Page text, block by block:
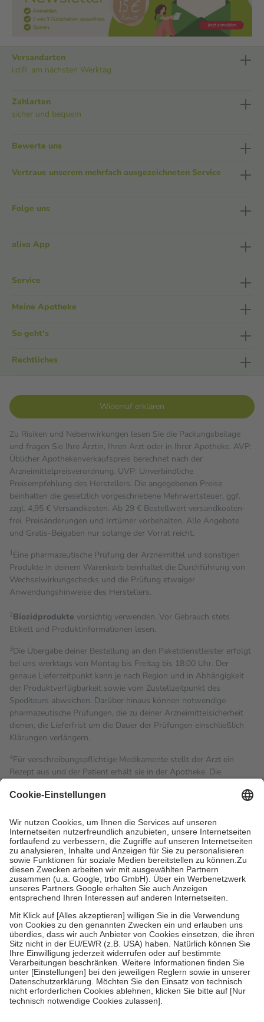
Versandarten
i.d.R. am nächsten Werktag
Zahlarten
sicher und bequem
Bewerte uns
Vertraue unserem mehrfach ausgezeichneten Service
Folge uns
aliva App
Service
Meine Apotheke
So geht's
Rechtliches
Widerruf erklären
Zu Risiken und Nebenwirkungen lesen Sie die Packungsbeilage
und fragen Sie Ihre Ärztin, Ihren Arzt oder in Ihrer Apotheke. AVP:
Üblicher Apothekenverkaufspreis berechnet nach der
Arzneimittelpreisverordnung. UVP: Unverbindliche
Preisempfehlung des Herstellers. Die angegebenen Preise
beinhalten die gesetzlich vorgeschriebene Mehrwertsteuer, ggf.
zzgl. 4,95 € Versandkosten. Ab 29 € Bestell­wert versand­kosten­
frei. Preisänderungen und Irrtümer vorbehalten. Alle Angebote
und Gratis-Beigaben nur solange der Vorrat reicht.
1Eine pharmazeutische Prüfung der Arzneimittel und sonstigen
Produkte in deinem Warenkorb beinhaltet die Durchführung von
Wechselwirkungschecks und die Prüfung etwaiger
Anwendungshinweise des Herstellers.
2Biozidprodukte vorsichtig verwenden. Vor Gebrauch stets
Etikett und Produktinformationen lesen.
3Die Übergabe deiner Bestellung an den Paketdienstleister erfolgt
bei uns werktags von Montag bis Freitag bis 18:00 Uhr. Der
genaue Lieferzeitpunkt kann je nach Region und in Abhängigkeit
der Produktverfügbarkeit sowie vom Zustellzeitpunkt des
Spediteurs abweichen. Darüber hinaus können notwendige
pharmazeutische Prüfungen, die zu deiner Arzneimittelsicherheit
dienen, die Lieferfrist um die Dauer der Prüfungen einschließlich
Klärungen verlängern.
4Für verschreibungspflichtige Medikamente stellt der Arzt ein
Rezept aus und der Patient erhält sie in der Apotheke. Die
Kosten dafür, der Versicherte trägt einen Teil davon als Zuzahlung
Grundsätzlich leisten Mitglieder Zuzahlungen in Höhe von zehn
Prozent des Abgabepreises,mindestensjedochfünf Euround
höchstens zehn Euro.Es sind jedoch nie mehr als die
tatsächlichen Kosten der Leistung zu entrichten.
Diese Regeln gelten grundsätzlich auch für Online-Apotheken.
Bei Heilmitteln und häuslicher Krankenpflege beträgt die
Zuzahlung zehn Prozent der Kosten sowie zehn Euro je
Um das Engagement der Versicherten für ihre eigene Gesundheit
zu stärken und die besondere Stellung der Familie zu unterstützen,
fallenkeine Zuzahlungenan bei:
• Kindern und Jugendlichen bis zum vollendeten 18. Lebensjahr
mit Ausnahme der Fahrkosten
• Untersuchungen zur Vorsorge und Früherkennung, die von der
GKV getragen werden
• empfohlenen Schutzimpfungen